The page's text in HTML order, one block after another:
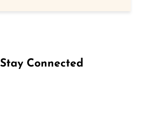
Stay Connected